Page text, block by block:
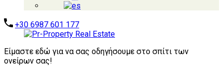
+30 6987 601 177
Είμαστε εδώ για να σας οδηγήσουμε στο σπίτι των
ονείρων σας!